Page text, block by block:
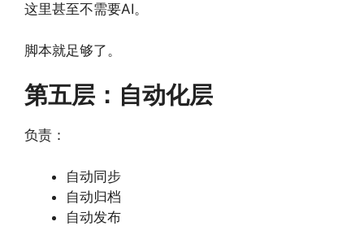
这里甚至不需要AI。
脚本就足够了。
第五层：自动化层
负责：
自动同步
自动归档
自动发布